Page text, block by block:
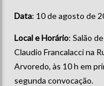
Data: 10 de agosto de
Local e Horário: Salão
Claudio Francalacci na
Arvoredo, às 10 h em
segunda convocação.